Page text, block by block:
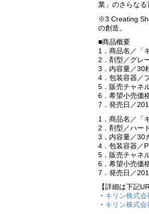
業」のさらなる
※3 Creating
の創造。
■商品概要
1．商品名／「
2．剤型／グレ
3．内容量／30
4．包装容器／
5．販売チャネ
6．希望小売価
7．発売日／
1．商品名／「
2．剤型／ハー
3．内容量／30
4．包装容器／
5．販売チャネ
6．希望小売価
7．発売日／
【詳細は下記
・ キリン株式
・ キリン株式